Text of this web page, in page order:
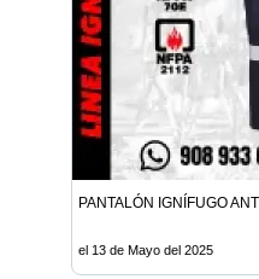
PANTALÓN IGNÍFUGO
el 13 de Mayo del 2025